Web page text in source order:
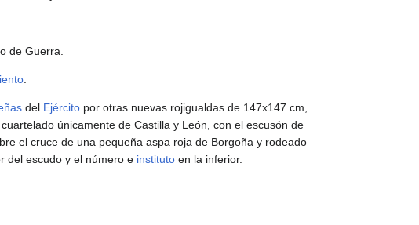
de Guerra.
del Ejército por otras nuevas rojigualdas de 147x147 cm,
únicamente de Castilla y León, con el escusón de
el cruce de una pequeña aspa roja de Borgoña y rodeado
del escudo y el número e instituto en la inferior.